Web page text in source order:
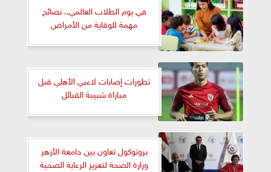
في يوم الطلاب العالمي.. نصائح
مهمة للوقاية من الأمراض
تطورات إصابات لاعبي الأهلي قبل
مباراة شبيبة القبائل
بروتوكول تعاون بين جامعة الأزهر
وزارة الصحة لتعزيز الرعاية الصحية